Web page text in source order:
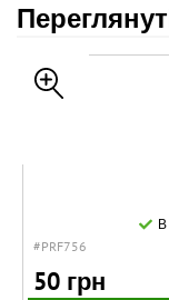
#PRF756
В
50 грн